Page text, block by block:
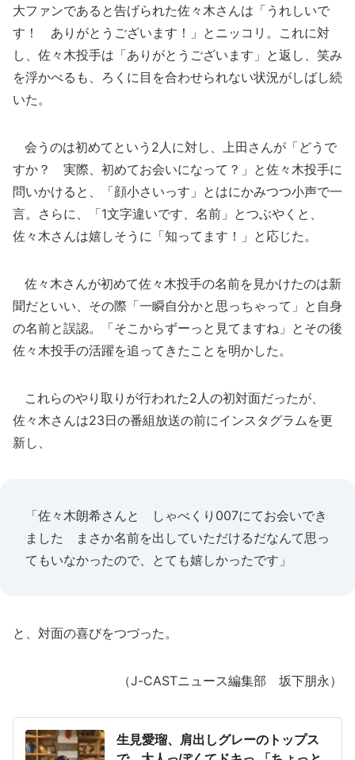
大ファンであると告げられた佐々木さんは「うれしいで
す！ ありがとうございます！」とニッコリ。これに対
し、佐々木投手は「ありがとうございます」と返し、笑み
を浮かべるも、ろくに目を合わせられない状況がしばし続
いた。
会うのは初めてという2人に対し、上田さんが「どうで
すか？ 実際、初めてお会いになって？」と佐々木投手に
問いかけると、「顔小さいっす」とはにかみつつ小声で一
言。さらに、「1文字違いです、名前」とつぶやくと、
佐々木さんは嬉しそうに「知ってます！」と応じた。
佐々木さんが初めて佐々木投手の名前を見かけたのは新
聞だといい、その際「一瞬自分かと思っちゃって」と自身
の名前と誤認。「そこからずーっと見てますね」とその後
佐々木投手の活躍を追ってきたことを明かした。
これらのやり取りが行われた2人の初対面だったが、
佐々木さんは23日の番組放送の前にインスタグラムを更
新し、
「佐々木朗希さんと しゃべくり007にてお会いでき
ました まさか名前を出していただけるだなんて思っ
てもいなかったので、とても嬉しかったです」
と、対面の喜びをつづった。
（J-CASTニュース編集部 坂下朋永）
生見愛瑠、肩出しグレーのトップス